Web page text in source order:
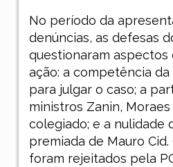
No período da
denúncias, as defesas
questionaram aspectos
ação: a competência da
para julgar o caso; a
ministros Zanin,
colegiado; e a nulidade
premiada de Mauro
foram rejeitados pela